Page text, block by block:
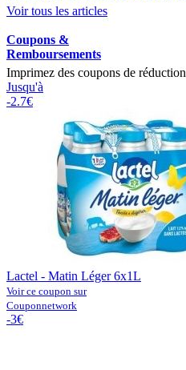
Voir tous les articles
Coupons &
Remboursements
Imprimez des coupons de réduction
Jusqu'à
-2.7€
Lactel - Matin Léger 6x1L
Voir ce coupon sur
Couponnetwork
-3€